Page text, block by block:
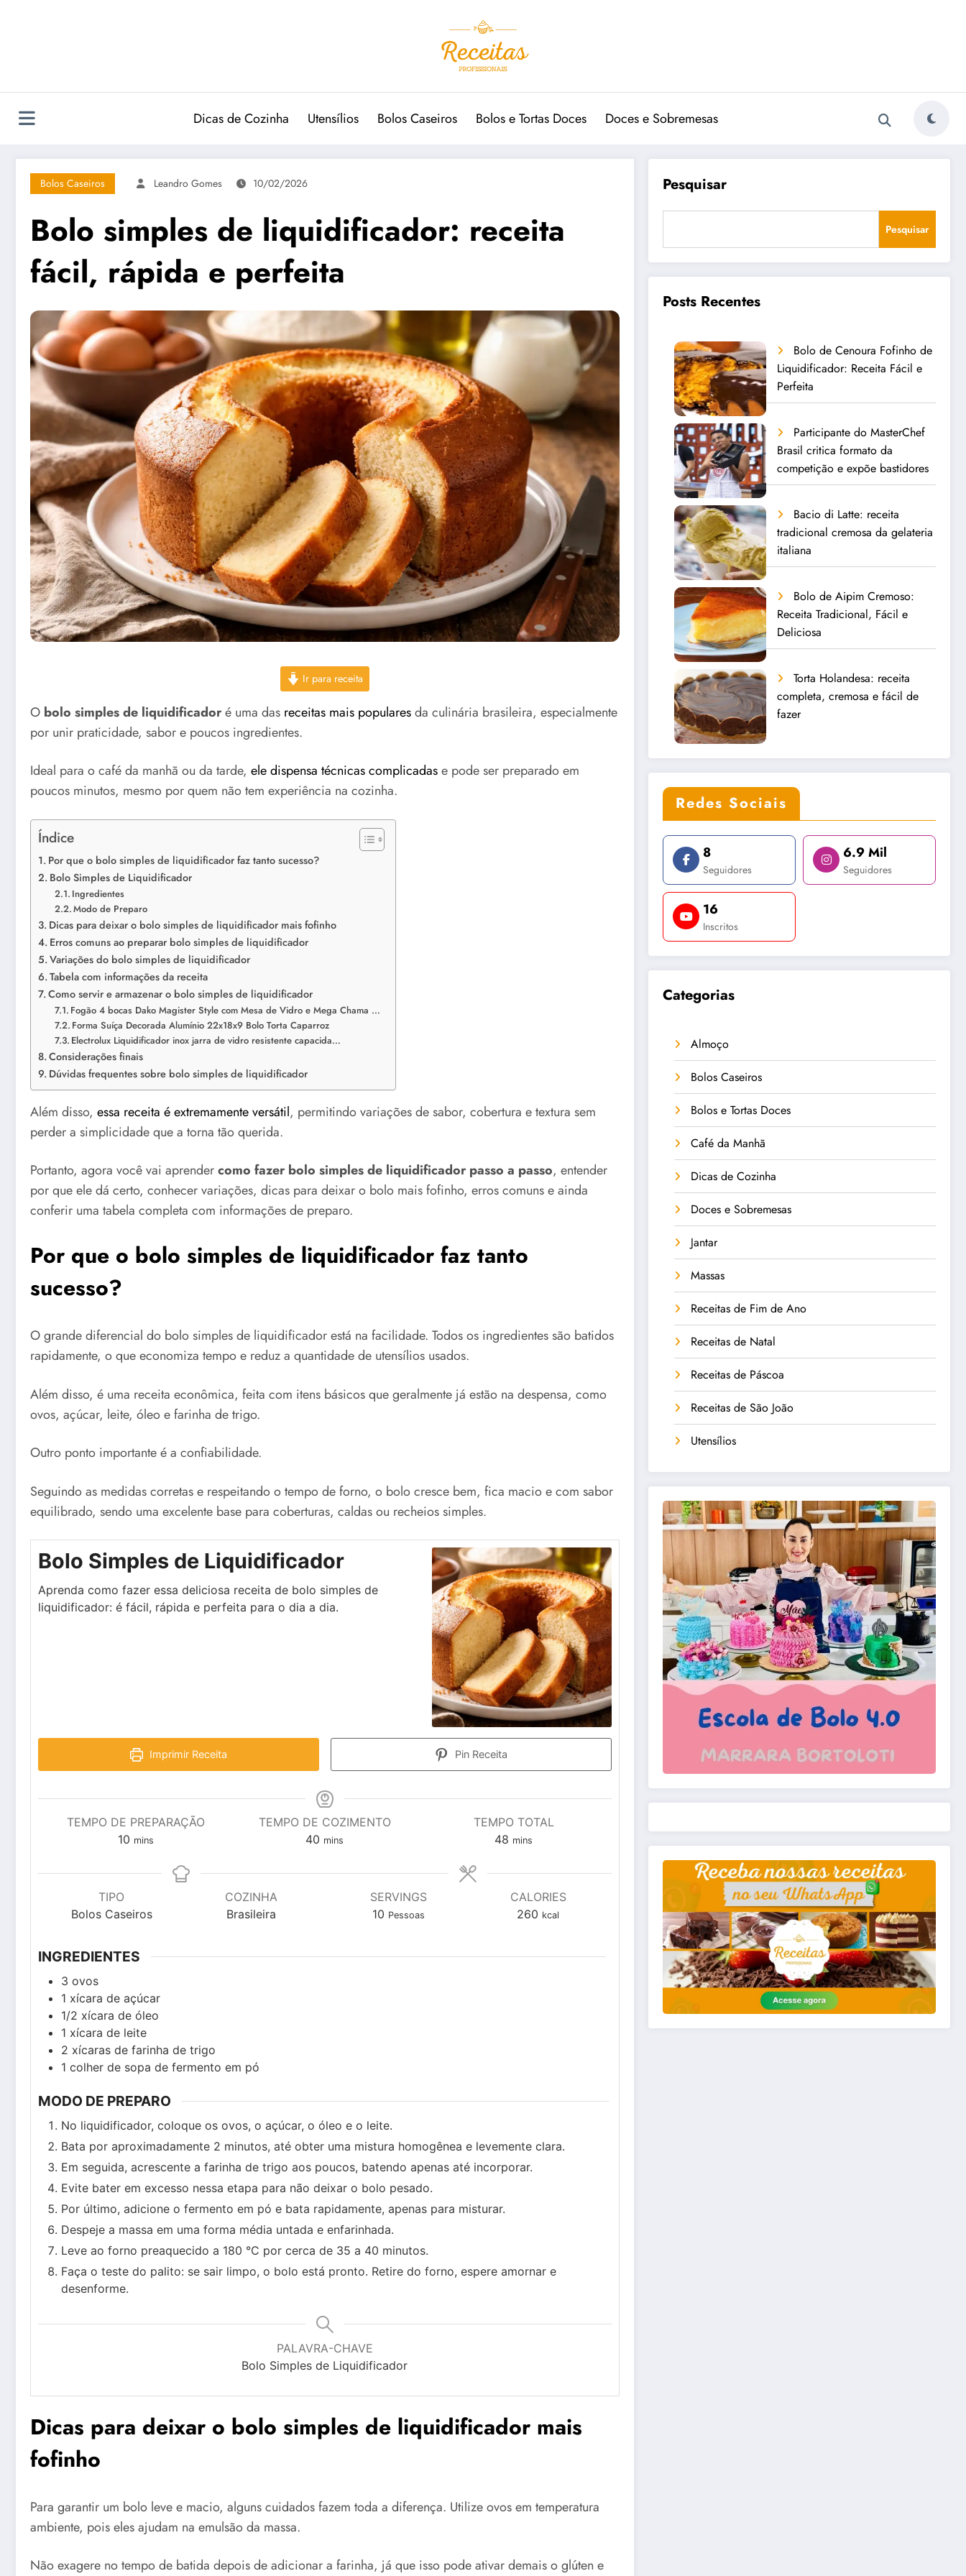
Dicas de Cozinha Utensílios Bolos Caseiros Bolos e Tortas Doces Doces e Sobremesas
Bolos Caseiros Leandro Gomes 10/02/2026
Bolo simples de liquidificador: receita
fácil, rápida e perfeita
Ir para receita
O bolo simples de liquidificadoré uma das receitas mais popularesda culinária brasileira, especialmente
por unir praticidade, sabor e poucos ingredientes.
Ideal para o café da manhã ou da tarde, ele dispensa técnicas complicadase pode ser preparado em
poucos minutos, mesmo por quem não tem experiência na cozinha.
Índice
Por que o bolo simples de liquidificador faz tanto sucesso?
Bolo Simples de Liquidificador
Ingredientes
Modo de Preparo
Dicas para deixar o bolo simples de liquidificador mais fofinho
Erros comuns ao preparar bolo simples de liquidificador
Variações do bolo simples de liquidificador
Tabela com informações da receita
Como servir e armazenar o bolo simples de liquidificador
Fogão 4 bocas Dako Magister Style com Mesa de Vidro e Mega Chama …
Forma Suíça Decorada Alumínio 22x18x9 Bolo Torta Caparroz
Electrolux Liquidificador inox jarra de vidro resistente capacida…
Considerações finais
Dúvidas frequentes sobre bolo simples de liquidificador
Além disso, essa receita é extremamente versátil, permitindo variações de sabor, cobertura e textura sem
perder a simplicidade que a torna tão querida.
Portanto, agora você vai aprendercomo fazer bolo simples de liquidificador passo a passo, entender
por que ele dá certo, conhecer variações, dicas para deixar o bolo mais fofinho, erros comuns e ainda
conferir uma tabela completa com informações de preparo.
Por que o bolo simples de liquidificador faz tanto
sucesso?
O grande diferencial do bolo simples de liquidificador está na facilidade. Todos os ingredientes são batidos
rapidamente, o que economiza tempo e reduz a quantidade de utensílios usados.
Além disso, é uma receita econômica, feita com itens básicos que geralmente já estão na despensa, como
ovos, açúcar, leite, óleo e farinha de trigo.
Outro ponto importante é a confiabilidade.
Seguindo as medidas corretas e respeitando o tempo de forno, o bolo cresce bem, fica macio e com sabor
equilibrado, sendo uma excelente base para coberturas, caldas ou recheios simples.
Bolo Simples de Liquidificador
Aprenda como fazer essa deliciosa receita de bolo simples de
liquidificador: é fácil, rápida e perfeita para o dia a dia.
Imprimir Receita Pin Receita
TEMPO DE PREPARAÇÃO
10 minutes
mins
TEMPO DE COZIMENTO
40 minutes
mins
TEMPO TOTAL
48 minutes
mins
TIPO
Bolos Caseiros
COZINHA
Brasileira
SERVINGS
10 Pessoas
CALORIES
260 kcal
INGREDIENTES
3 ovos
1 xícara de açúcar
1/2 xícara de óleo
1 xícara de leite
2 xícaras de farinha de trigo
1 colher de sopa de fermento em pó
MODO DE PREPARO
No liquidificador, coloque os ovos, o açúcar, o óleo e o leite.
Bata por aproximadamente 2 minutos, até obter uma mistura homogênea e levemente clara.
Em seguida, acrescente a farinha de trigo aos poucos, batendo apenas até incorporar.
Evite bater em excesso nessa etapa para não deixar o bolo pesado.
Por último, adicione o fermento em pó e bata rapidamente, apenas para misturar.
Despeje a massa em uma forma média untada e enfarinhada.
Leve ao forno preaquecido a 180 °C por cerca de 35 a 40 minutos.
Faça o teste do palito: se sair limpo, o bolo está pronto. Retire do forno, espere amornar e
desenforme.
PALAVRA-CHAVE
Bolo Simples de Liquidificador
Dicas para deixar o bolo simples de liquidificador mais
fofinho
Para garantir um bolo leve e macio, alguns cuidados fazem toda a diferença. Utilize ovos em temperatura
ambiente, pois eles ajudam na emulsão da massa.
Não exagere no tempo de batida depois de adicionar a farinha, já que isso pode ativar demais o glúten e
Pesquisar
Pesquisar
Posts Recentes
Bolo de Cenoura Fofinho de
Liquidificador: Receita Fácil e
Perfeita
Participante do MasterChef
Brasil critica formato da
competição e expõe bastidores
Bacio di Latte: receita
tradicional cremosa da gelateria
italiana
Bolo de Aipim Cremoso:
Receita Tradicional, Fácil e
Deliciosa
Torta Holandesa: receita
completa, cremosa e fácil de
fazer
Redes Sociais
8
Seguidores
6.9 Mil
Seguidores
16
Inscritos
Categorias
Almoço
Bolos Caseiros
Bolos e Tortas Doces
Café da Manhã
Dicas de Cozinha
Doces e Sobremesas
Jantar
Massas
Receitas de Fim de Ano
Receitas de Natal
Receitas de Páscoa
Receitas de São João
Utensílios